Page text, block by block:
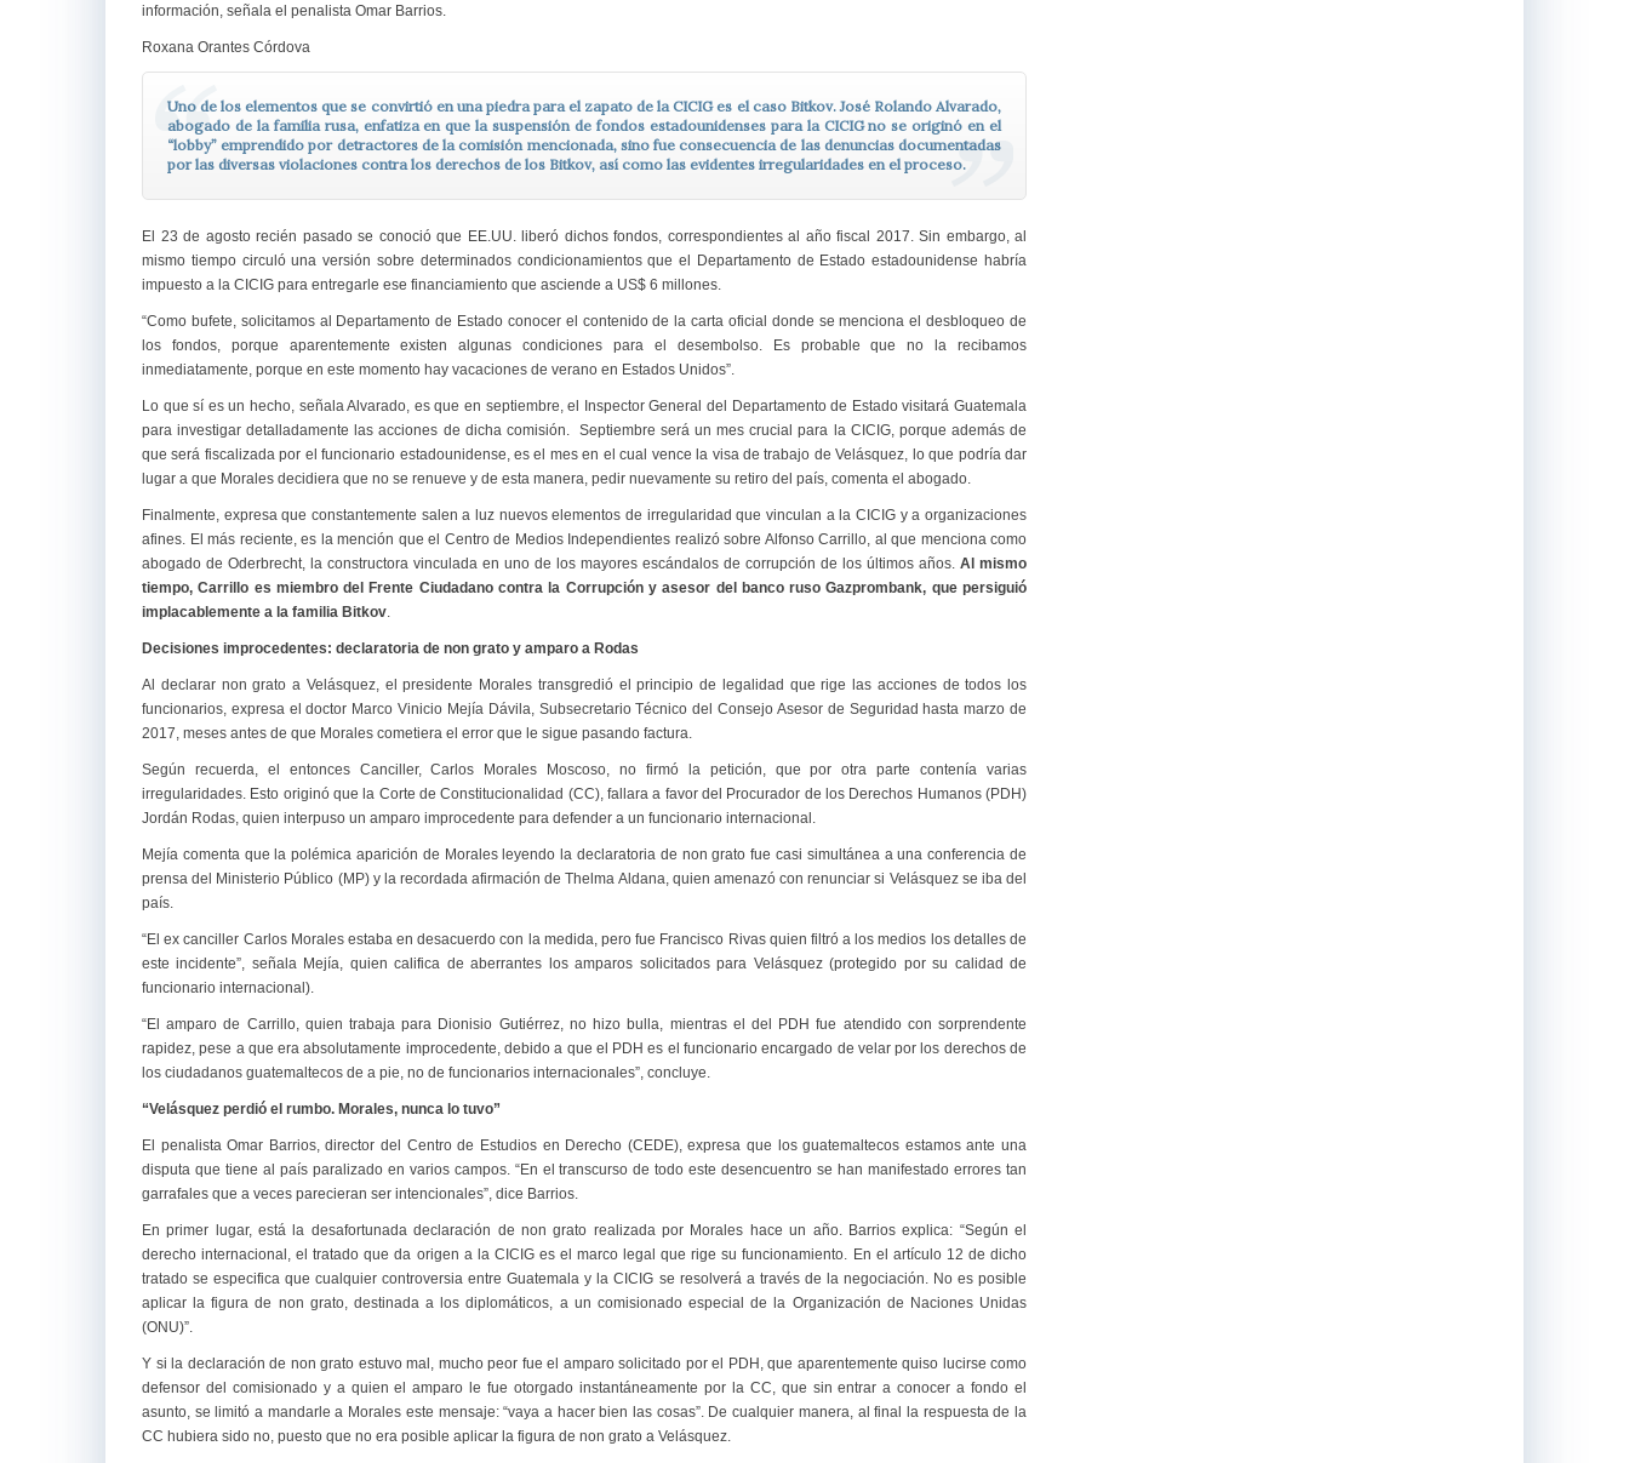
información, señala el penalista Omar Barrios.
Roxana Orantes Córdova
Uno de los elementos que se convirtió en una piedra para el zapato de la CICIG es el caso Bitkov. José Rolando Alvarado,
abogado de la familia rusa, enfatiza en que la suspensión de fondos estadounidenses para la CICIG no se originó en el
“lobby” emprendido por detractores de la comisión mencionada, sino fue consecuencia de las denuncias documentadas
por las diversas violaciones contra los derechos de los Bitkov, así como las evidentes irregularidades en el proceso.
El 23 de agosto recién pasado se conoció que EE.UU. liberó dichos fondos, correspondientes al año fiscal 2017. Sin embargo, al
mismo tiempo circuló una versión sobre determinados condicionamientos que el Departamento de Estado estadounidense habría
impuesto a la CICIG para entregarle ese financiamiento que asciende a US$ 6 millones.
“Como bufete, solicitamos al Departamento de Estado conocer el contenido de la carta oficial donde se menciona el desbloqueo de
los fondos, porque aparentemente existen algunas condiciones para el desembolso. Es probable que no la recibamos
inmediatamente, porque en este momento hay vacaciones de verano en Estados Unidos”.
Lo que sí es un hecho, señala Alvarado, es que en septiembre, el Inspector General del Departamento de Estado visitará Guatemala
para investigar detalladamente las acciones de dicha comisión. Septiembre será un mes crucial para la CICIG, porque además de
que será fiscalizada por el funcionario estadounidense, es el mes en el cual vence la visa de trabajo de Velásquez, lo que podría dar
lugar a que Morales decidiera que no se renueve y de esta manera, pedir nuevamente su retiro del país, comenta el abogado.
Finalmente, expresa que constantemente salen a luz nuevos elementos de irregularidad que vinculan a la CICIG y a organizaciones
afines. El más reciente, es la mención que el Centro de Medios Independientes realizó sobre Alfonso Carrillo, al que menciona como
abogado de Oderbrecht, la constructora vinculada en uno de los mayores escándalos de corrupción de los últimos años. Al mismo
tiempo, Carrillo es miembro del Frente Ciudadano contra la Corrupción y asesor del banco ruso Gazprombank, que persiguió
implacablemente a la familia Bitkov.
Decisiones improcedentes: declaratoria de non grato y amparo a Rodas
Al declarar non grato a Velásquez, el presidente Morales transgredió el principio de legalidad que rige las acciones de todos los
funcionarios, expresa el doctor Marco Vinicio Mejía Dávila, Subsecretario Técnico del Consejo Asesor de Seguridad hasta marzo de
2017, meses antes de que Morales cometiera el error que le sigue pasando factura.
Según recuerda, el entonces Canciller, Carlos Morales Moscoso, no firmó la petición, que por otra parte contenía varias
irregularidades. Esto originó que la Corte de Constitucionalidad (CC), fallara a favor del Procurador de los Derechos Humanos (PDH)
Jordán Rodas, quien interpuso un amparo improcedente para defender a un funcionario internacional.
Mejía comenta que la polémica aparición de Morales leyendo la declaratoria de non grato fue casi simultánea a una conferencia de
prensa del Ministerio Público (MP) y la recordada afirmación de Thelma Aldana, quien amenazó con renunciar si Velásquez se iba del
país.
“El ex canciller Carlos Morales estaba en desacuerdo con la medida, pero fue Francisco Rivas quien filtró a los medios los detalles de
este incidente”, señala Mejía, quien califica de aberrantes los amparos solicitados para Velásquez (protegido por su calidad de
funcionario internacional).
“El amparo de Carrillo, quien trabaja para Dionisio Gutiérrez, no hizo bulla, mientras el del PDH fue atendido con sorprendente
rapidez, pese a que era absolutamente improcedente, debido a que el PDH es el funcionario encargado de velar por los derechos de
los ciudadanos guatemaltecos de a pie, no de funcionarios internacionales”, concluye.
“Velásquez perdió el rumbo. Morales, nunca lo tuvo”
El penalista Omar Barrios, director del Centro de Estudios en Derecho (CEDE), expresa que los guatemaltecos estamos ante una
disputa que tiene al país paralizado en varios campos. “En el transcurso de todo este desencuentro se han manifestado errores tan
garrafales que a veces parecieran ser intencionales”, dice Barrios.
En primer lugar, está la desafortunada declaración de non grato realizada por Morales hace un año. Barrios explica: “Según el
derecho internacional, el tratado que da origen a la CICIG es el marco legal que rige su funcionamiento. En el artículo 12 de dicho
tratado se especifica que cualquier controversia entre Guatemala y la CICIG se resolverá a través de la negociación. No es posible
aplicar la figura de non grato, destinada a los diplomáticos, a un comisionado especial de la Organización de Naciones Unidas
(ONU)”.
Y si la declaración de non grato estuvo mal, mucho peor fue el amparo solicitado por el PDH, que aparentemente quiso lucirse como
defensor del comisionado y a quien el amparo le fue otorgado instantáneamente por la CC, que sin entrar a conocer a fondo el
asunto, se limitó a mandarle a Morales este mensaje: “vaya a hacer bien las cosas”. De cualquier manera, al final la respuesta de la
CC hubiera sido no, puesto que no era posible aplicar la figura de non grato a Velásquez.